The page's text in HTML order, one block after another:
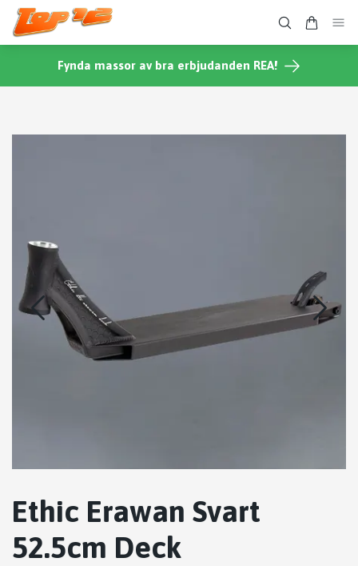
Fynda massor av bra erbjudanden REA!
Ethic Erawan Svart
52.5cm Deck